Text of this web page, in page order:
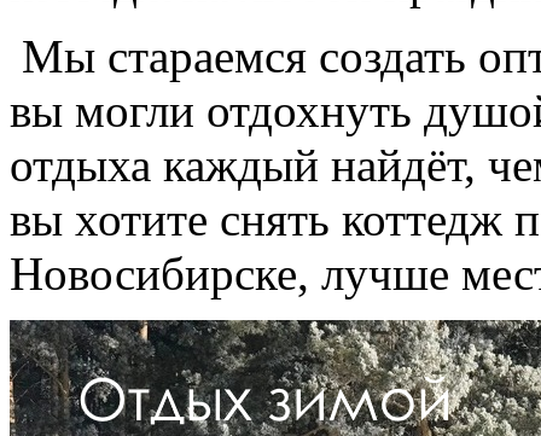
Мы стараемся создать
вы могли отдохнуть
отдыха каждый найдёт,
вы хотите снять коттедж
Новосибирске, лучше